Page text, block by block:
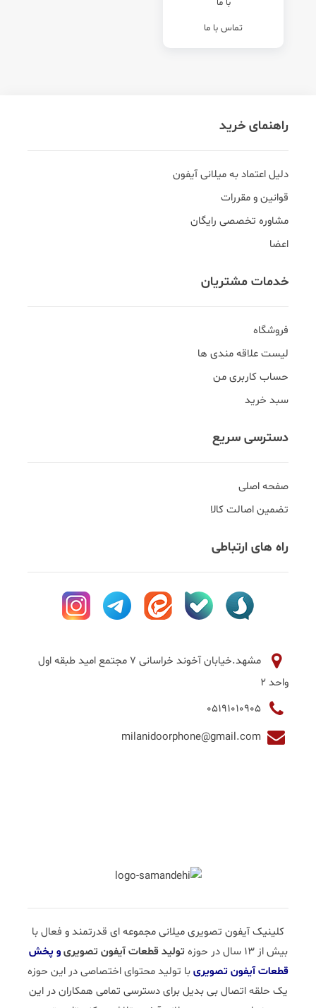
تماس با ما
راهنمای خرید
دلیل اعتماد به میلانی آیفون
قوانین و مقررات
مشاوره تخصصی رایگان
اعضا
خدمات مشتریان
فروشگاه
لیست علاقه مندی ها
حساب کاربری من
سبد خرید
دسترسی سریع
صفحه اصلی
تضمین اصالت کالا
راه های ارتباطی
مشهد.خیابان آخوند خراسانی 7 مجتمع امید طبقه اول
واحد 2
کلینیک آیفون تصویری میلانی مجموعه ای قدرتمند و فعال با
بیش از 13 سال در حوزه
تولید قطعات آیفون تصویریو پخش
قطعات آیفون تصویریبا تولید محتوای اختصاصی در این حوزه
یک حلقه اتصال بی بدیل برای دسترسی تمامی همکاران در این